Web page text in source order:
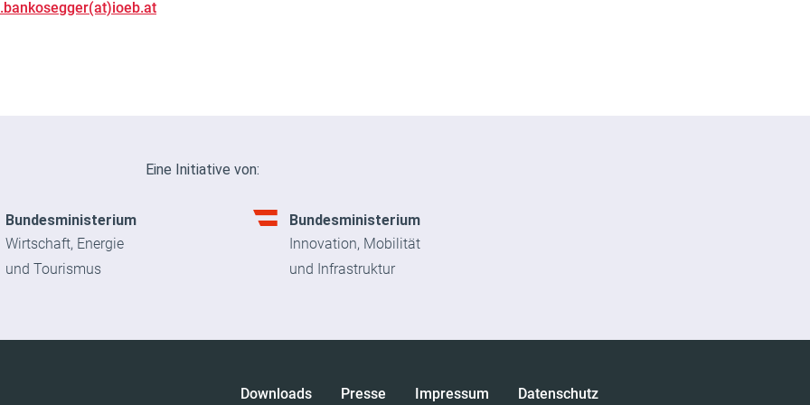
Eine Initiative von:
Bundesministerium
Wirtschaft, Energie
und Tourismus
Bundesministerium
Innovation, Mobilität
und Infrastruktur
Downloads Presse Impressum Datenschutz